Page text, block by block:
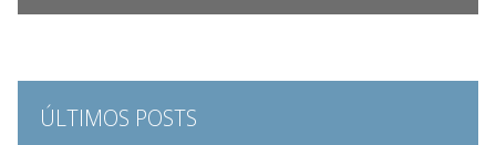
ÚLTIMOS POSTS